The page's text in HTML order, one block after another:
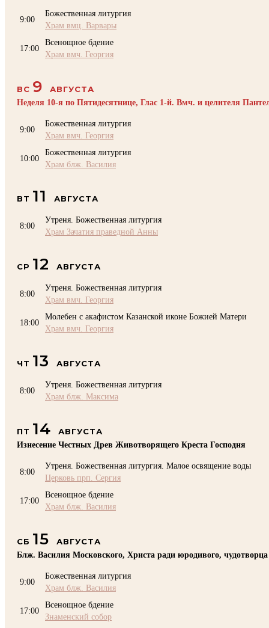
9:00
Божественная литургия
Храм вмц. Варвары
17:00
Всенощное бдение
Храм вмч. Георгия
ВС 9
АВГУСТА
Неделя 10-я по Пятидесятнице, Глас 1-й. Вмч. и целителя
9:00
Божественная литургия
Храм вмч. Георгия
10:00
Божественная литургия
Храм блж. Василия
ВТ 11 АВГУСТА
8:00
Утреня. Божественная литургия
Храм Зачатия праведной Анны
СР 12 АВГУСТА
8:00
Утреня. Божественная литургия
Храм вмч. Георгия
18:00
Молебен с акафистом Казанской иконе Божией Матери
Храм вмч. Георгия
ЧТ 13 АВГУСТА
8:00
Утреня. Божественная литургия
Храм блж. Максима
ПТ 14
АВГУСТА
Изнесение Честных Древ Животворящего Креста Господня
8:00
Утреня. Божественная литургия. Малое освящение воды
Церковь прп. Сергия
17:00
Всенощное бдение
Храм блж. Василия
СБ 15
АВГУСТА
Блж. Василия Московского, Христа ради юродивого, чудотворца
9:00
Божественная литургия
Храм блж. Василия
17:00
Всенощное бдение
Знаменский собор